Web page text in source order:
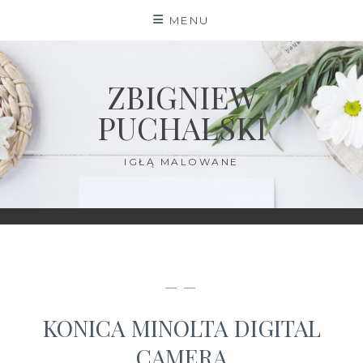
content
MENU
ZBIGNIEW
PUCHALSKI
IGŁĄ MALOWANE
— —
KONICA MINOLTA DIGITAL
CAMERA